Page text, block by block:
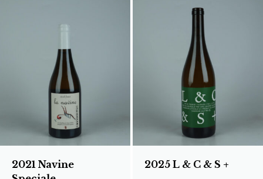
2021 Navine
2025 L & C & S +